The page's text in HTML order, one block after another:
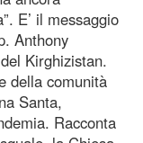
E’ il messaggio
Anthony
Kirghizistan.
della comunità
Santa,
Racconta